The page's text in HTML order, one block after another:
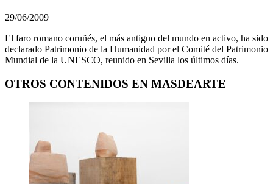
29/06/2009
El faro romano coruñés, el más antiguo del mundo en activo, ha sido
declarado Patrimonio de la Humanidad por el Comité del Patrimonio
Mundial de la UNESCO, reunido en Sevilla los últimos días.
OTROS CONTENIDOS EN MASDEARTE